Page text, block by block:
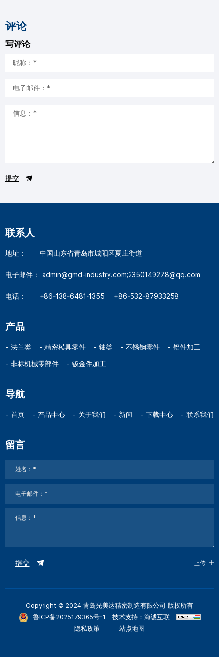
评论
写评论
提交
联系人
地址： 中国山东省青岛市城阳区夏庄街道
电子邮件： admin@gmd-industry.com;2350149278@qq.com
电话： +86-138-6481-1355 +86-532-87933258
产品
法兰类 精密模具零件 轴类 不锈钢零件 铝件加工
非标机械零部件 钣金件加工
导航
首页 产品中心 关于我们 新闻 下载中心 联系我们
留言
提交 上传
Copyright © 2024 青岛光美达精密制造有限公司 版权所有
鲁ICP备2025179365号-1
技术支持：海诚互联
隐私政策
站点地图